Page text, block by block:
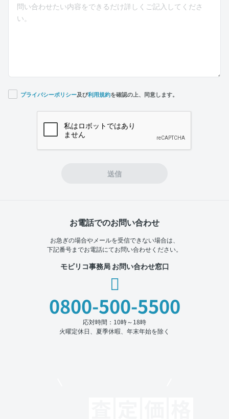
プライバシーポリシー及び利用規約を確認の上、同意します。
送信
お電話でのお問い合わせ
お急ぎの場合やメールを受信できない場合は、
下記番号までお電話にてお問い合わせください。
モビリコ事務局 お問い合わせ窓口
0800-500-5500
応対時間：10時～18時
火曜定休日、夏季休暇、年末年始を除く